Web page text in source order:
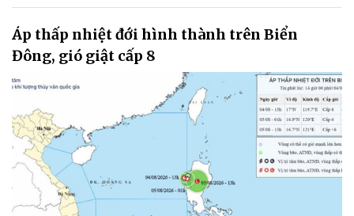
Áp thấp nhiệt đới hình thành trên Biển
Đông, gió giật cấp 8